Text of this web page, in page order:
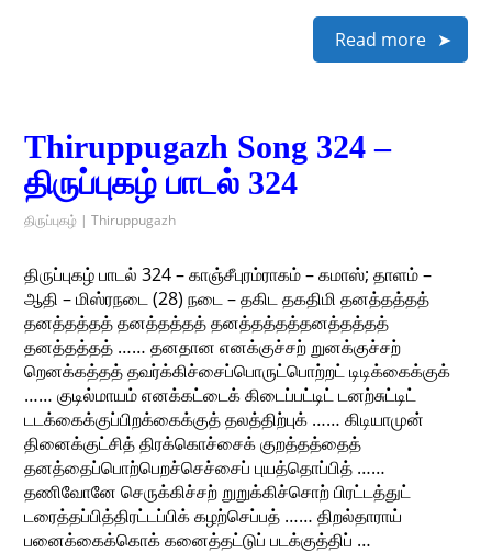
Read more
Thiruppugazh Song 324 –
திருப்புகழ் பாடல் 324
திருப்புகழ் | Thiruppugazh
திருப்புகழ் பாடல் 324 – காஞ்சீபுரம்ராகம் – கமாஸ்; தாளம் –
ஆதி – மிஸ்ரநடை (28) நடை – தகிட தகதிமி தனத்தத்தத்
தனத்தத்தத் தனத்தத்தத் தனத்தத்தத்தனத்தத்தத்
தனத்தத்தத் …… தனதான எனக்குச்சற் றுனக்குச்சற்
றெனக்கத்தத் தவர்க்கிச்சைப்பொருட்பொற்றட் டிடிக்கைக்குக்
…… குடில்மாயம் எனக்கட்டைக் கிடைப்பட்டிட் டனற்சுட்டிட்
டடக்கைக்குப்பிறக்கைக்குத் தலத்திற்புக் …… கிடியாமுன்
தினைக்குட்சித் திரக்கொச்சைக் குறத்தத்தைத்
தனத்தைப்பொற்பெறச்செச்சைப் புயத்தொப்பித் ……
தணிவோனே செருக்கிச்சற் றுறுக்கிச்சொற் பிரட்டத்துட்
டரைத்தப்பித்திரட்டப்பிக் கழற்செப்பத் …… திறல்தாராய்
பனைக்கைக்கொக் கனைத்தட்டுப் படக்குத்திப் …